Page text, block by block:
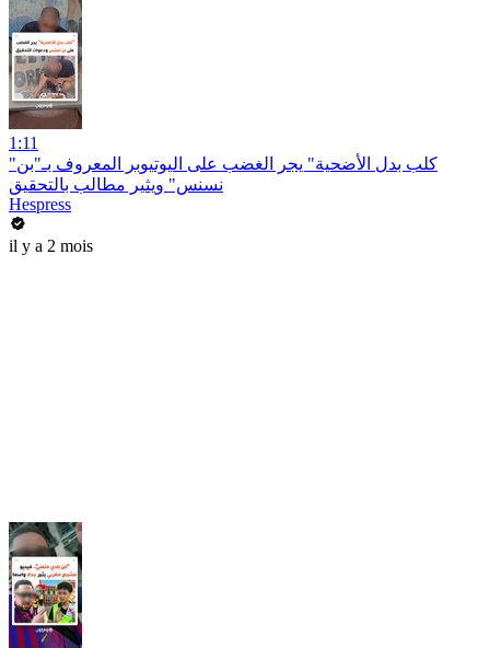
1:11
"كلب بدل الأضحية" يجر الغضب على اليوتيوبر المعروف بـ"بن
نسنس" ويثير مطالب بالتحقيق
Hespress
il y a 2 mois